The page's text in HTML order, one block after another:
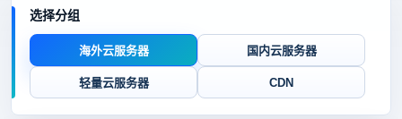
选择分组
海外云服务器 国内云服务器
轻量云服务器 CDN